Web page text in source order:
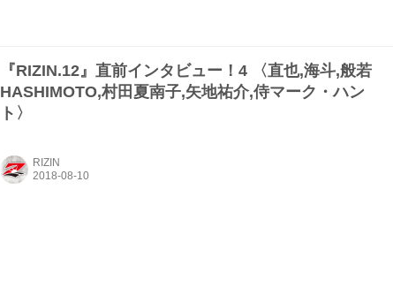
『RIZIN.12』直前インタビュー！4 〈直也,海斗,般若
HASHIMOTO,村田夏南子,矢地祐介,侍マーク・ハン
ト〉
RIZIN